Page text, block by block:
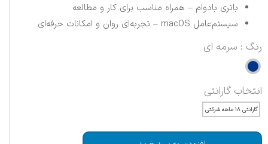
باتری بادوام – همراه مناسب برای کار و مطالعه
سیستم‌عامل macOS – تجربه‌ای روان و امکانات حرفه‌ای
رنگ : سرمه ای
انتخاب گارانتی
گارانتی ۱۸ ماهه شرکتی